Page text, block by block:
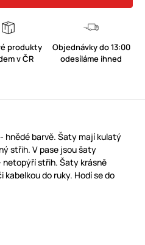
produkty
v ČR
Objednávky do 13:00
odesíláme ihned
hnědé barvě. Šaty mají kulatý
střih. V pase jsou šaty
netopýří střih. Šaty krásně
do ruky. Hodí se do